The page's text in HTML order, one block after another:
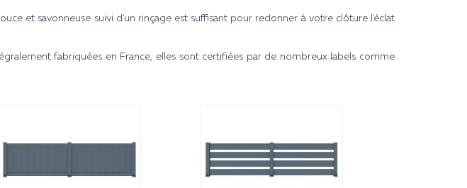
et savonneuse suivi d'un rinçage est suffisant pour redonner à votre clôture l'éclat
fabriquées en France, elles sont certifiées par de nombreux labels comme